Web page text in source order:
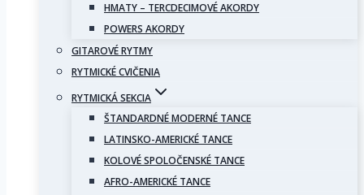
HMATY – TERCDECIMOVÉ AKORDY
POWERS AKORDY
GITAROVÉ RYTMY
RYTMICKÉ CVIČENIA
RYTMICKÁ SEKCIA
ŠTANDARDNÉ MODERNÉ TANCE
LATINSKO-AMERICKÉ TANCE
KOLOVÉ SPOLOČENSKÉ TANCE
AFRO-AMERICKÉ TANCE